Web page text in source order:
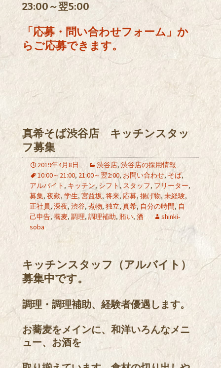
23:00～翌5:00
「応募・問い合わせフォーム」か
らご応募できます。
真希そば渋谷店 キッチンスタッ
フ募集
2019年4月8日 渋谷店, 渋谷店の採用情報
10:00～21:00, 21:00～翌2:00, お問い合わせ, そば,
アルバイト , キッチン, シフト, スタッフ, フリーター,
募集, 夜勤, 学生, 宮益坂, 将来, 応募, 揚げ物, 未経験,
正社員, 深夜, 渋谷, 煮物, 独立, 真希, 自分の時間, 自
己申告, 蕎麦, 調理, 調理補助, 賄い, 酒
shinki-
soba
キッチンスタッフ（アルバイト）
募集中です。
調理・調理補助、経験者優遇します。
お蕎麦をメインに、和洋いろんなメニ
ュー、お酒を